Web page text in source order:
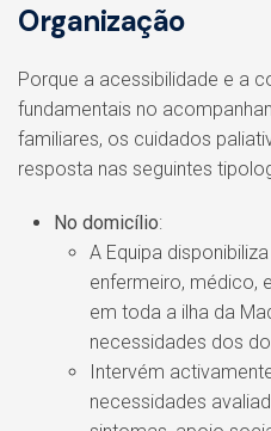
Organização
Porque a acessibilidade e a
fundamentais no
familiares, os cuidados
resposta nas seguintes
No domicílio:
A Equipa
enfermeiro, médico,
em toda a ilha da
necessidades dos
Intervém
necessidades